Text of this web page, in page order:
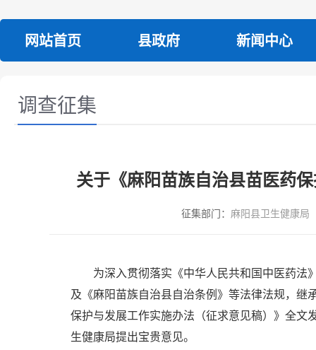
网站首页 县政府 新闻中心
调查征集